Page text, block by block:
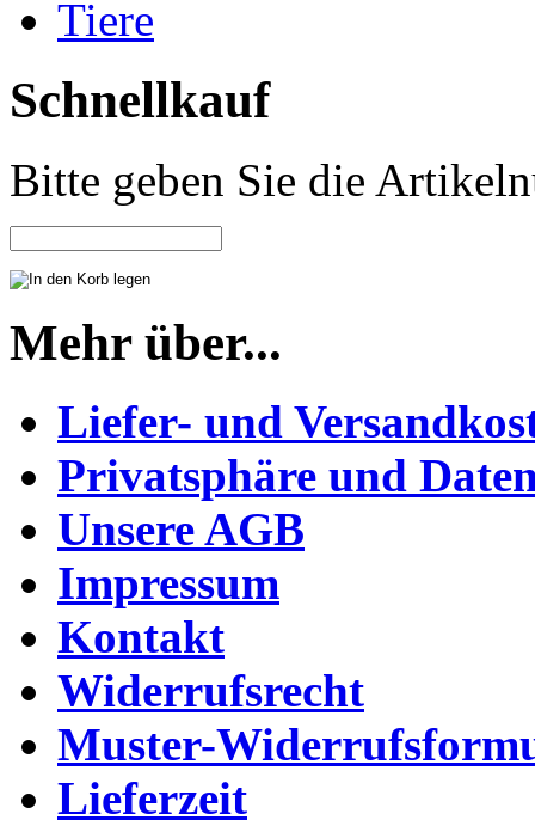
Tiere
Schnellkauf
Bitte geben Sie die
Mehr über...
Liefer- und
Privatsphäre und
Unsere AGB
Impressum
Kontakt
Widerrufsrecht
Muster-
Lieferzeit